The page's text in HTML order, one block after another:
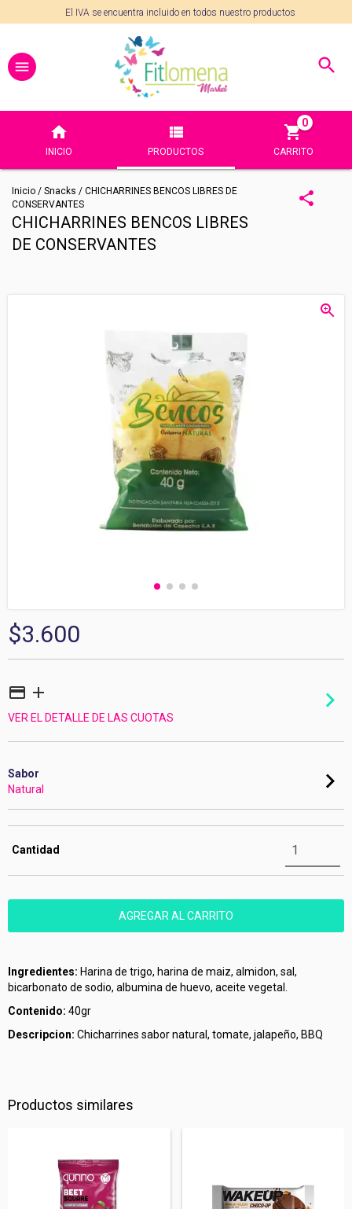
El IVA se encuentra incluido en todos nuestro productos
INICIO PRODUCTOS CARRITO
0
Inicio / Snacks / CHICHARRINES BENCOS LIBRES DE
CONSERVANTES
CHICHARRINES BENCOS LIBRES
DE CONSERVANTES
$3.600
VER EL DETALLE DE LAS CUOTAS
Sabor
Natural
Cantidad
Ingredientes: Harina de trigo, harina de maiz, almidon, sal,
bicarbonato de sodio, albumina de huevo, aceite vegetal.
Contenido: 40gr
Descripcion: Chicharrines sabor natural, tomate, jalapeño, BBQ
Productos similares